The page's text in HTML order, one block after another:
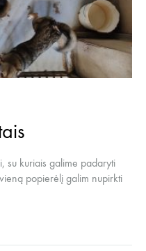
su kuriais galime padaryti
popierėlį galim nupirkti
galim šį tą daugiau 🙂